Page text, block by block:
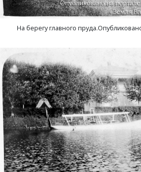
На берегу главного
Эдемское, село